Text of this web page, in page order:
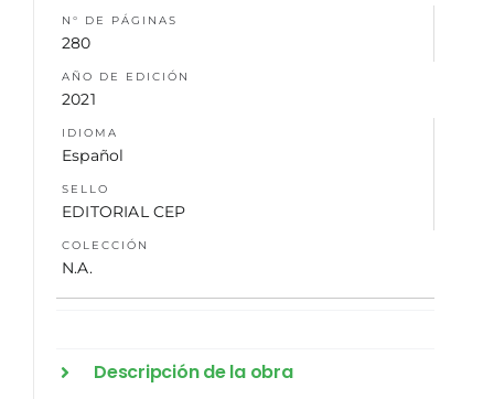
N° DE PÁGINAS
280
AÑO DE EDICIÓN
2021
IDIOMA
Español
SELLO
EDITORIAL CEP
COLECCIÓN
N.A.
Descripción de la obra